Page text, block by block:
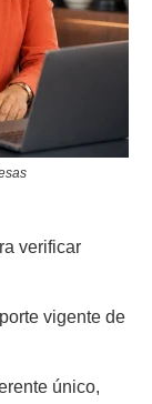
verificar
vigente de
único,